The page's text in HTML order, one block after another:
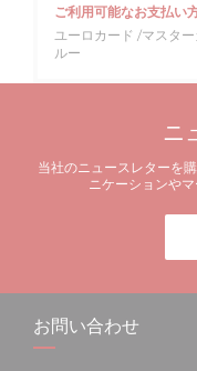
ご利用可能なお支払い
ユーロカード /マスタ
ルー
ニ
当社のニュースレターを
ニケーションや
お問い合わせ